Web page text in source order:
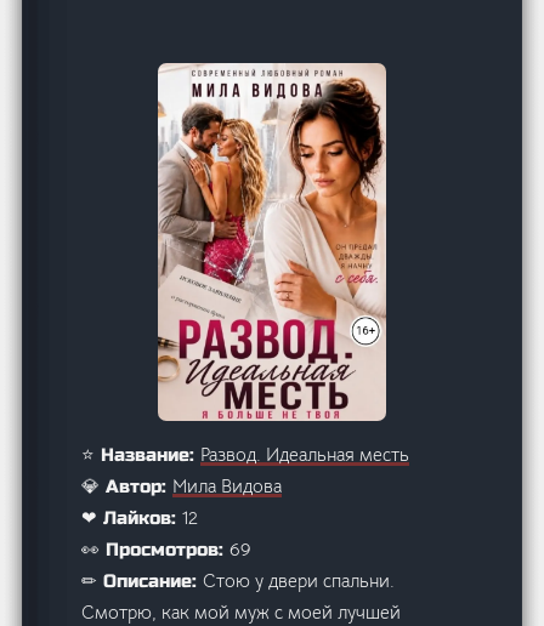
⭐ Название: Развод. Идеальная месть
💎 Автор: Мила Видова
❤ Лайков:12
👀 Просмотров:69
✏ Описание:Стою у двери спальни.
Смотрю, как мой муж с моей лучшей